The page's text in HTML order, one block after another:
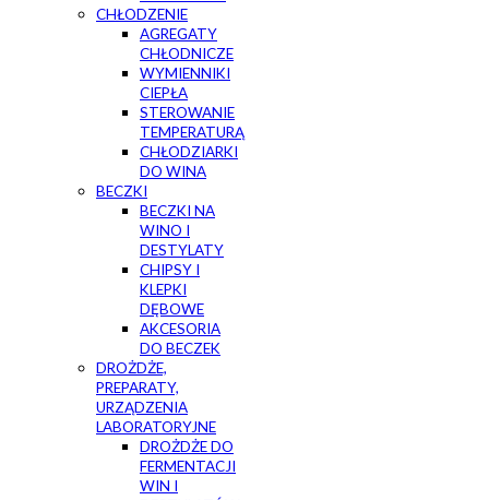
CHŁODZENIE
AGREGATY
CHŁODNICZE
WYMIENNIKI
CIEPŁA
STEROWANIE
TEMPERATURĄ
CHŁODZIARKI
DO WINA
BECZKI
BECZKI NA
WINO I
DESTYLATY
CHIPSY I
KLEPKI
DĘBOWE
AKCESORIA
DO BECZEK
DROŻDŻE,
PREPARATY,
URZĄDZENIA
LABORATORYJNE
DROŻDŻE DO
FERMENTACJI
WIN I